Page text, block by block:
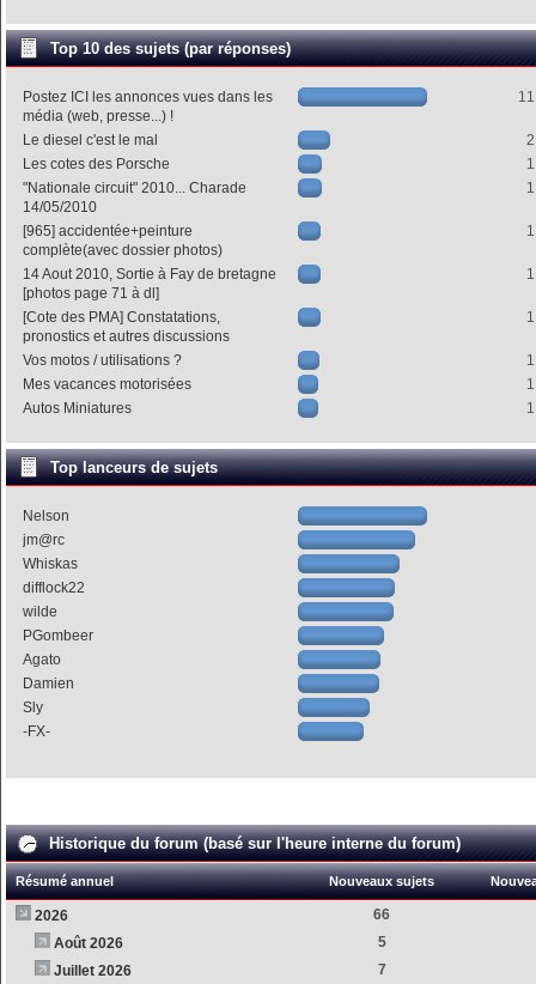
Top 10 des sujets (par réponses)
Postez ICI les annonces vues dans les
média (web, presse...) !
Le diesel c'est le mal
Les cotes des Porsche
"Nationale circuit" 2010... Charade
14/05/2010
[965] accidentée+peinture
complète(avec dossier photos)
14 Aout 2010, Sortie à Fay de bretagne
[photos page 71 à dl]
[Cote des PMA] Constatations,
pronostics et autres discussions
Vos motos / utilisations ?
Mes vacances motorisées
Autos Miniatures
Top lanceurs de sujets
Nelson
jm@rc
Whiskas
difflock22
wilde
PGombeer
Agato
Damien
Sly
-FX-
Historique du forum (basé sur l'heure interne du forum)
Résumé annuel Nouveaux sujets
2026
66
Août 2026
5
Juillet 2026
7